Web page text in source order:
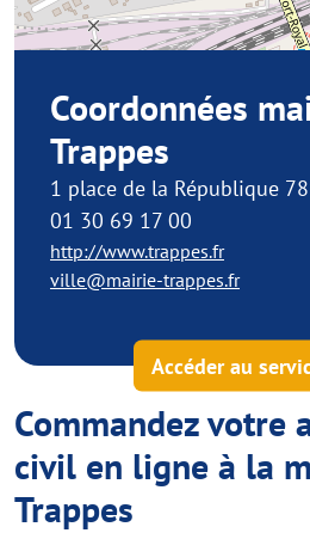
Coordonnées
Trappes
1 place de la République
01 30 69 17 00
http://www.trappes.fr
ville@mairie-trappes.fr
Accéder au
Commandez votre
civil en ligne à la
Trappes